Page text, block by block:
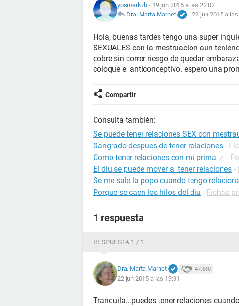
yosmarkzh - 19 jun 2015 a las 22:02
Dra. Marta Marnet
- 22 jun 2015 a las
Hola, buenas tardes tengo una super
SEXUALES con la mestruacion aun
cobre sin correr riesgo de quedar
coloque el anticonceptivo. espero una
Compartir
Consulta también:
Se puede tener relaciones SEX con
Sangrado despues de tener relaciones -
Como tener relaciones con mi prima ✓ -
El diu se puede mover al tener relaciones -
Se me sale la popo cuando tengo
Porque se caen los hilos del diu - Fichas
1 respuesta
RESPUESTA 1 / 1
Dra. Marta Marnet 47.660
22 jun 2015 a las 19:31
Tranquila...puedes tener relaciones